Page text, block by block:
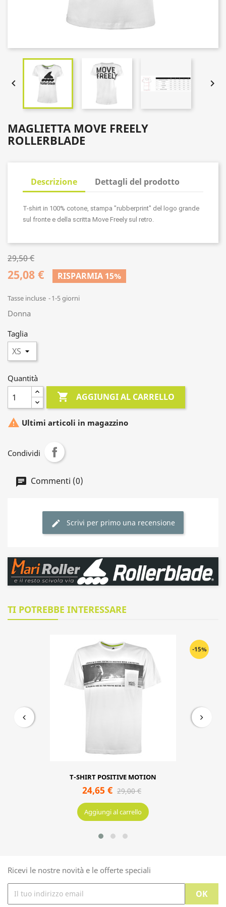
 
MAGLIETTA MOVE FREELY
ROLLERBLADE
Descrizione Dettagli del prodotto
T-shirt in 100% cotone, stampa "rubberprint" del logo grande
sul fronte e della scritta Move Freely sul retro.
29,50 €
25,08 € RISPARMIA 15%
Tasse incluse 1-5 giorni
Donna
Taglia
Quantità
 AGGIUNGI AL CARRELLO
 Ultimi articoli in magazzino
Condividi
Commenti (0)
Scrivi per primo una recensione
TI POTREBBE INTERESSARE
-15%
T-SHIRT POSITIVE MOTION
24,65 €
Aggiungi al carrello
Ricevi le nostre novità e le offerte speciali